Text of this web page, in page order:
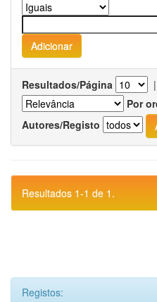
Resultados/Página |
Por
Autores/Registo
Resultados 1-1 de 1.
Registos: